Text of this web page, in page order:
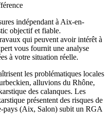
indépendant à Aix-en-
objectif et fiable.
qui peuvent avoir intérêt à
vous fournit une analyse
à votre situation réelle.
les problématiques locales
alluvions du Rhône,
des calanques. Les
présentent des risques de
pays (Aix, Salon) subit un RGA